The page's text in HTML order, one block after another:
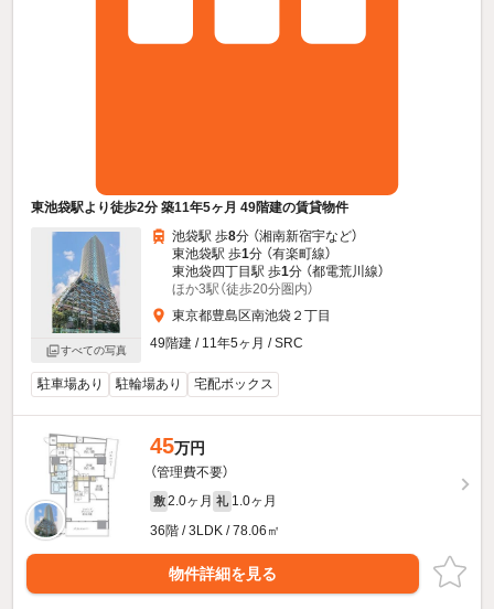
東池袋駅より徒歩2分 築11年5ヶ月 49階建の賃貸物件
すべての写真
池袋駅 歩8分 （湘南新宿宇など）
東池袋駅 歩1分 （有楽町線）
東池袋四丁目駅 歩1分 （都電荒川線）
ほか3駅（徒歩20分圏内）
東京都豊島区南池袋２丁目
49階建 / 11年5ヶ月 / SRC
駐車場あり 駐輪場あり 宅配ボックス
45万円
（管理費不要）
敷 2.0ヶ月 礼 1.0ヶ月
36階 / 3LDK / 78.06㎡
物件詳細を見る